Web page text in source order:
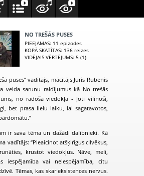
NO TREŠĀS PUSES
PIEEJAMAS: 11 epizodes
KOPĀ SKATĪTAS: 136 reizes
VIDĒJAIS VĒRTĒJUMS: 5 (1)
puses” vadītājs, mācītājs Juris Rubenis
veida sarunu raidījumus kā No trešās
no radošā viedokļa - ļoti vilinoši,
bet prasa lielu laiku, lai sagatavotos,
ir sava tēma un dažādi dalībnieki. Kā
vadītājs: “Pieaicinot atšķirīgus cilvēkus,
krustot viedokļus. Nāve, meli,
iespējamība vai neiespējamība, citu
Tēmas, kas skar eksistences nervus.